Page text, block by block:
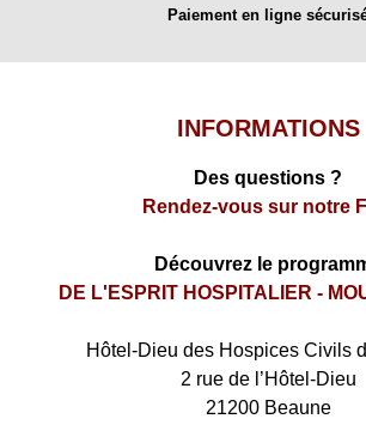
Paiement en ligne
INFORMATIONS
Des questions ?
Rendez-vous sur notre
Découvrez le
DE L'ESPRIT HOSPITALIER -
​Hôtel-Dieu des Hospices Civils
2 rue de l’Hôtel-Dieu
21200 Beaune